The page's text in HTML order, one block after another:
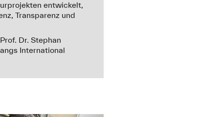
entwickelt,
Transparenz und
Dr. Stephan
International